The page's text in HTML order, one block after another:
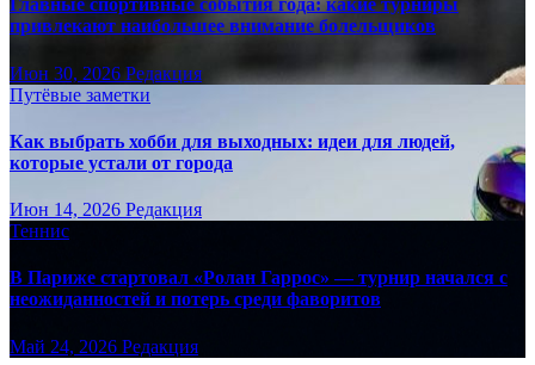
Главные спортивные события года: какие турниры
привлекают наибольшее внимание болельщиков
Июн 30, 2026 Редакция
Путёвые заметки
Как выбрать хобби для выходных: идеи для людей,
которые устали от города
Июн 14, 2026 Редакция
Теннис
В Париже стартовал «Ролан Гаррос» — турнир начался с
неожиданностей и потерь среди фаворитов
Май 24, 2026 Редакция